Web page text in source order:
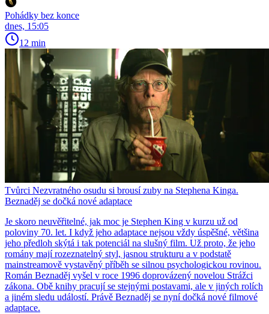
Pohádky bez konce
dnes, 15:05
12 min
Tvůrci Nezvratného osudu si brousí zuby na Stephena Kinga.
Beznaděj se dočká nové adaptace
Je skoro neuvěřitelné, jak moc je Stephen King v kurzu už od
poloviny 70. let. I když jeho adaptace nejsou vždy úspěšné, většina
jeho předloh skýtá i tak potenciál na slušný film. Už proto, že jeho
romány mají rozeznatelný styl, jasnou strukturu a v podstatě
mainstreamově vystavěný příběh se silnou psychologickou rovinou.
Román Beznaděj vyšel v roce 1996 doprovázený novelou Strážci
zákona. Obě knihy pracují se stejnými postavami, ale v jiných rolích
a jiném sledu událostí. Právě Beznaděj se nyní dočká nové filmové
adaptace.